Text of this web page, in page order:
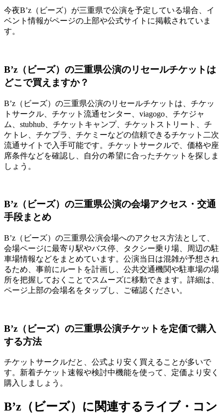
今夜B’z（ビーズ）が三重県で公演を予定している場合、イ
ベント情報がページの上部や公式サイトに掲載されていま
す。
B’z（ビーズ）の三重県公演のリセールチケットは
どこで買えますか？
B’z（ビーズ）の三重県公演のリセールチケットは、チケッ
トサークル、チケット流通センター、viagogo、チケジャ
ム、stubhub、チケットキャンプ、チケットストリート、チ
ケトレ、チケプラ、チケミーなどの信頼できるチケット二次
流通サイトで入手可能です。チケットサークルで、価格や座
席条件などを確認し、自分の希望に合ったチケットを探しま
しょう。
B’z（ビーズ）の三重県公演の会場アクセス・交通
手段まとめ
B’z（ビーズ）の三重県公演会場へのアクセス方法として、
会場ページに最寄り駅やバス停、タクシー乗り場、周辺の駐
車場情報などをまとめています。公演当日は混雑が予想され
るため、事前にルートを計画し、公共交通機関や駐車場の場
所を把握しておくことでスムーズに移動できます。詳細は、
ページ上部の会場名をタップし、ご確認ください。
B’z（ビーズ）の三重県公演チケットを定価で購入
する方法
チケットサークルだと、公式より安く買えることが多いで
す。新着チケット速報や検討中機能を使って、定価より安く
購入しましょう。
B’z（ビーズ）に関連するライブ・コン